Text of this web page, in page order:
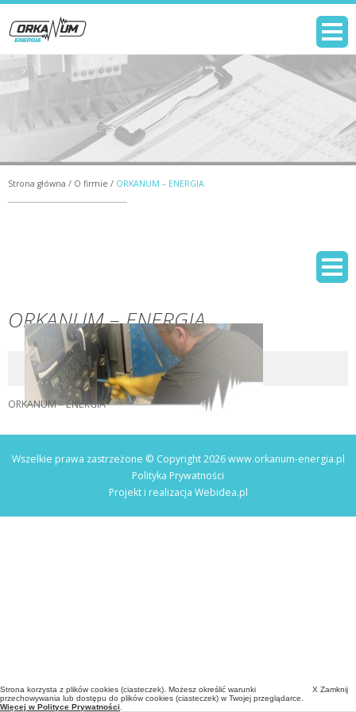
Strona główna / O firmie / ORKANUM – ENERGIA
ORKANUM – ENERGIA
ORKANUM – ENERGIA
Wszelkie prawa zastrzeżone © Copyright 2026 www.orkanum-energia.pl
Polityka Prywatności
Projekt i realizacja Webidea.pl
X Zamknij
Strona korzysta z plików cookies (ciasteczek). Możesz określić warunki
przechowywania lub dostępu do plików cookies (ciasteczek) w Twojej przeglądarce.
Więcej w Polityce Prywatności